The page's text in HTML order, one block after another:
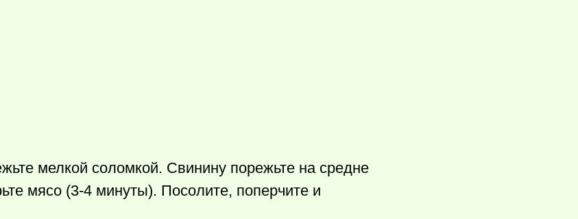
мелкой соломкой. Свинину порежьте на средне
мясо (3-4 минуты). Посолите, поперчите и